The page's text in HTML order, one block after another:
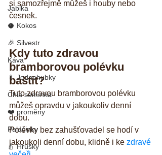
Jablka
🥥 Kokos
🎉 Silvestr
Káva
🍢 Jednohubky
Chia semínka
❤️ proměny
Palačinky
🍐 Hrušky
si samozřejmě můžeš i houby nebo
česnek.
Kdy tuto zdravou
bramborovou polévku
baštit?
Tuto zdravou bramborovou polévku
můžeš opravdu v jakoukoliv denní
dobu.
Polévky bez zahušťovadel se hodí v
jakoukoli denní dobu, klidně i ke zdravé